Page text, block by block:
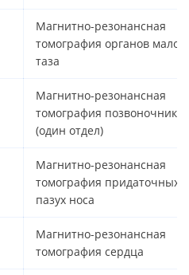
Магнитно-резонансная
томография органов
таза
Магнитно-резонансная
томография позвоночника
(один отдел)
Магнитно-резонансная
томография придаточных
пазух носа
Магнитно-резонансная
томография сердца